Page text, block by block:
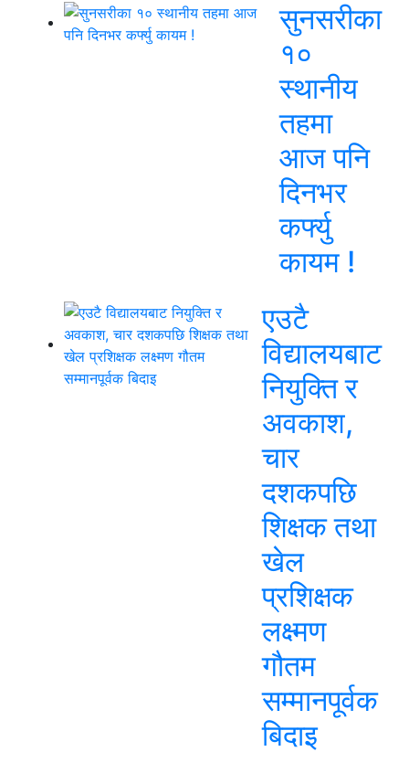
सुनसरीका
१०
स्थानीय
तहमा
आज पनि
दिनभर
कर्फ्यु
कायम !
एउटै
विद्यालयबाट
नियुक्ति र
अवकाश,
चार
दशकपछि
शिक्षक तथा
खेल
प्रशिक्षक
लक्ष्मण
गौतम
सम्मानपूर्वक
बिदाइ